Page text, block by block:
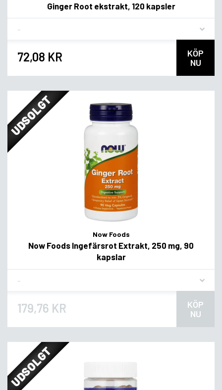
Ginger Root ekstrakt, 120 kapsler
72,08 KR
KÖP
NU
UDSOLGT
Now Foods
Now Foods Ingefärsrot Extrakt, 250 mg, 90
kapslar
179,76 KR
KÖP
NU
UDSOLGT